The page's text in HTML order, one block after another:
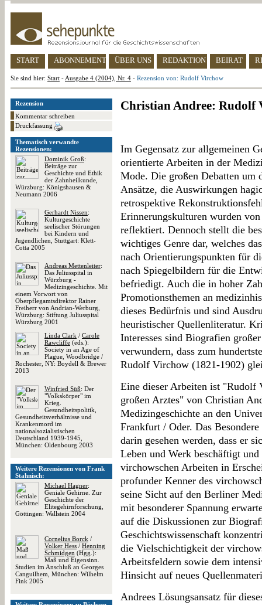
START ABONNEMENT ÜBER UNS REDAKTION BEIRAT
Sie sind hier: Start - Ausgabe 4 (2004), Nr. 4 - Rezension von: Rudolf Virchow
Rezension
Kommentar schreiben
Druckfassung
Thematisch verwandte
Rezensionen:
Dominik Groß:
Beiträge zur
Geschichte und Ethik
der Zahnheilkunde,
Würzburg: Königshausen &
Neumann 2006
Gerhardt Nissen:
Kulturgeschichte
seelischer Störungen
bei Kindern und
Jugendlichen, Stuttgart: Klett-
Cotta 2005
Andreas Mettenleiter:
Das Juliusspital in
Würzburg -
Medizingeschichte. Mit
einem Vorwort von
Oberpflegamtsdirektor Rainer
Freiherr von Andrian-Werburg,
Würzburg: Stiftung Juliusspital
Würzburg 2001
Linda Clark / Carole
Rawcliffe (eds.):
Society in an Age of
Plague, Woodbridge /
Rochester, NY: Boydell & Brewer
2013
Winfried Süß: Der
"Volkskörper" im
Krieg.
Gesundheitspolitik,
Gesundheitsverhältnisse und
Krankenmord im
nationalsozialistischen
Deutschland 1939-1945,
München: Oldenbourg 2003
Weitere Rezensionen von Frank
Stahnisch:
Michael Hagner:
Geniale Gehirne. Zur
Geschichte der
Elitegehirnforschung,
Göttingen: Wallstein 2004
Cornelius Borck /
Volker Hess / Henning
Schmidgen (Hgg.):
Maß und Eigensinn.
Studien im Anschluß an Georges
Canguilhem, München: Wilhelm
Fink 2005
Christian Andree: Rudolf
Im Gegensatz zur allgemeinen
orientierte Arbeiten in der
Mode. Die großen Debatten um
Ansätze, die Auswirkungen
retrospektive
Erinnerungskulturen wurden
reflektiert. Dennoch stellt die
wichtiges Genre dar, welches
nach Orientierungspunkten für
nach Spiegelbildern für die
befriedigt. Auch die in hoher
Promotionsthemen an
dieses Bedürfnis und sind
heuristischer Quellenliteratur.
Interesses sind Biografien
verwundern, dass zum
Rudolf Virchow (1821-1902)
Eine dieser Arbeiten ist "Rudolf
großen Arztes" von Christian
Medizingeschichte an den
Frankfurt / Oder. Das
darin gesehen werden, dass er
Leben und Werk beschäftigt
virchowschen Arbeiten in
profunder Kenner des
seine Sicht auf den Berliner
mit besonderer Spannung
auf die Diskussionen zur
Geschichtswissenschaft
die Vielschichtigkeit der
Arbeitsfeldern sowie dem
Hinsicht auf neues
Andrees Lösungsansatz für